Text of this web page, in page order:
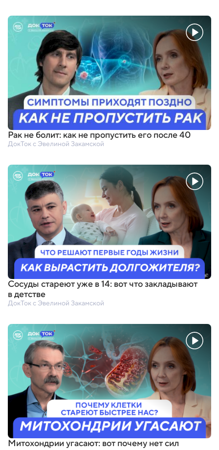
Рак не болит: как не пропустить его после 40
ДокТок с Эвелиной Закамской
Сосуды стареют уже в 14: вот что закладывают
в детстве
ДокТок с Эвелиной Закамской
Митохондрии угасают: вот почему нет сил